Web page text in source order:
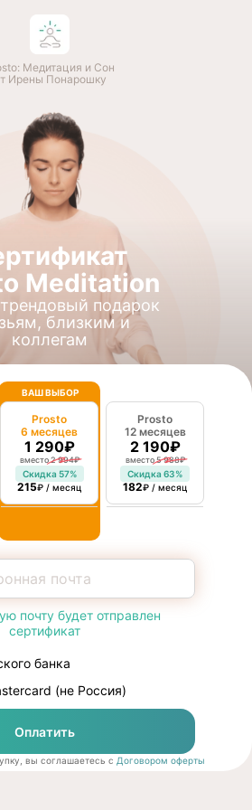
Медитация и Сон
Ирены Понарошку
Meditation
подарок
близким и
коллегам
ВАШ ВЫБОР
Prosto
12 месяцев
2 190₽
вместо 5 988₽
Скидка 63%
182₽ / месяц
Prosto
6 месяцев
1 290₽
вместо 2 994₽
Cкидка 57%
215₽ / месяц
почту будет отправлен
сертификат
банка
(не Россия)
Оплатить
вы соглашаетесь с Договором оферты